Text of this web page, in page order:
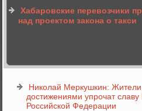
Хабаровские перевозчики
над проектом закона о такси
Николай Меркушкин:
достижениями упрочат славу
Российской Федерации